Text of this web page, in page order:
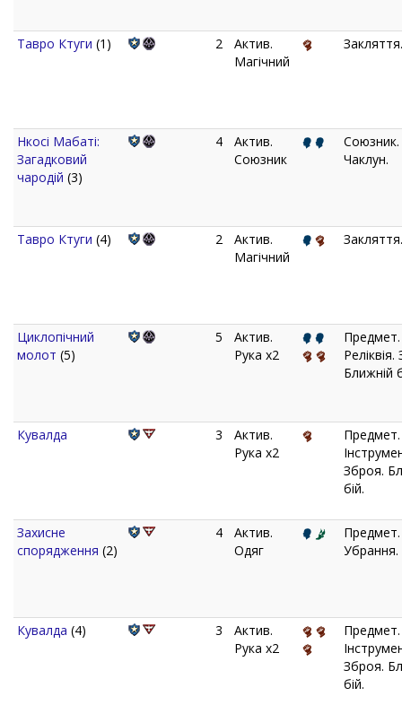
Тавро Ктуги (1) 2
Актив.
Магічний
Закляття.
Нкосі Мабаті:
Загадковий
чародій (3)
4
Актив.
Союзник
Союзник.
Чаклун.
Тавро Ктуги (4) 2
Актив.
Магічний
Закляття.
Циклопічний
молот (5)
5
Актив.
Рука x2
Предмет.
Ближній
Кувалда 3
Актив.
Рука x2
Предмет.
Зброя.
бій.
Захисне
спорядження (2)
4
Актив.
Одяг
Предмет.
Убрання.
Кувалда (4) 3
Актив.
Рука x2
Предмет.
Зброя.
бій.